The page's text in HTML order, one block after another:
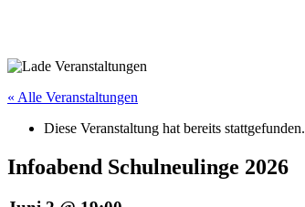
« Alle Veranstaltungen
Diese Veranstaltung hat bereits stattgefunden.
Infoabend Schulneulinge 2026